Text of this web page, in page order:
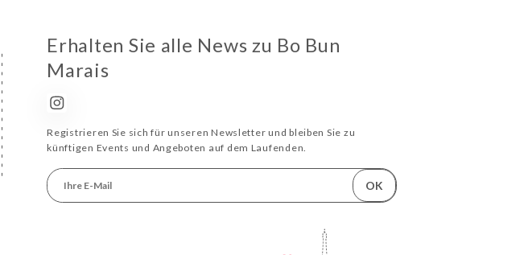
Erhalten Sie alle News zu Bo Bun
Marais
Registrieren Sie sich für unseren Newsletter und bleiben Sie zu
künftigen Events und Angeboten auf dem Laufenden.
OK